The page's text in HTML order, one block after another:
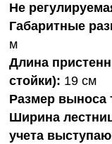
Не
Габаритные
м
Длина
стойки): 19 см
Размер выноса
Ширина
учета